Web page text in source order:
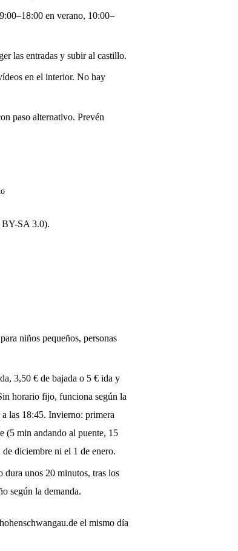
en verano, 10:00–
las entradas y subir al castillo.
en el interior. No hay
paso alternativo. Prevén
BY-SA 3.0).
niños pequeños, personas
3,50 € de bajada o 5 € ida y
horario fijo, funciona según la
las 18:45. Invierno: primera
(5 min andando al puente, 15
diciembre ni el 1 de enero.
unos 20 minutos, tras los
según la demanda.
el mismo día